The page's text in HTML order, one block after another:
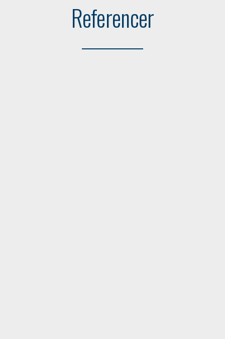
Referencer